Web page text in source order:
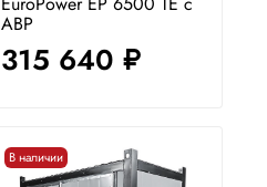
АВР
315 640 руб.
В наличии